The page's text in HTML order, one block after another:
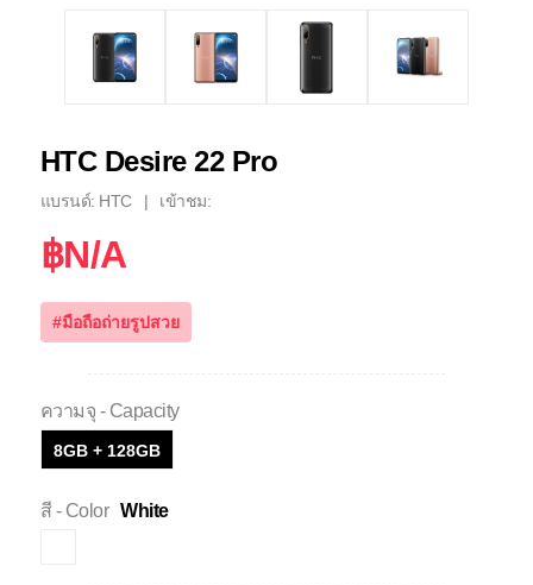
HTC Desire 22 Pro
แบรนด์: HTC เข้าชม:
฿N/A
#มือถือถ่ายรูปสวย
ความจุ - Capacity
8GB + 128GB
สี - Color White